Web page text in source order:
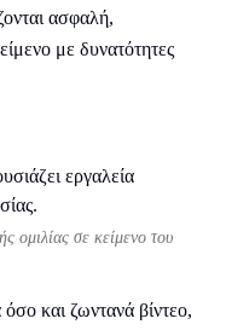
ασφαλή,
με δυνατότητες
ομιλίας σε κείμενο του
και ζωντανά βίντεο,